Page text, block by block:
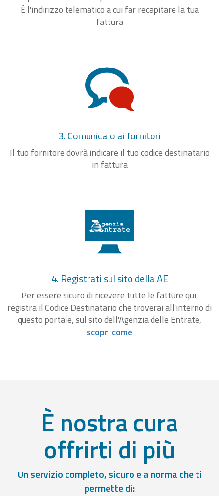
È l'indirizzo telematico a cui far recapitare la tua
fattura
3. Comunicalo ai fornitori
Il tuo fornitore dovrà indicare il tuo codice destinatario
in fattura
4. Registrati sul sito della AE
Per essere sicuro di ricevere tutte le fatture qui,
registra il Codice Destinatario che troverai all'interno di
questo portale, sul sito dell'Agenzia delle Entrate,
scopri come
È nostra cura
offrirti di più
Un servizio completo, sicuro e a norma che ti
permette di: